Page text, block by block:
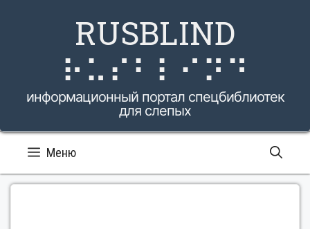
RUSBLIND
⠗⠥⠎⠃⠇⠊⠝⠙
информационный портал спецбиблиотек
для слепых
Меню